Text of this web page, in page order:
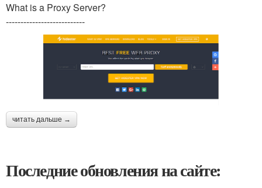
What is a Proxy Server?
---------------------------
читать дальше →
Последние обновления на сайте: